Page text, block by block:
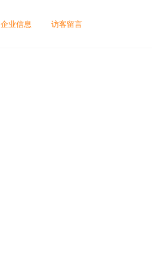
企业信息 访客留言